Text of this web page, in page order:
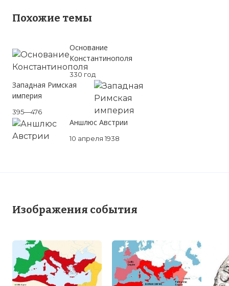
Похожие темы
Основание
Константинополя
330 год
Западная Римская
империя
395—476
Аншлюс Австрии
10 апреля 1938
Изображения события